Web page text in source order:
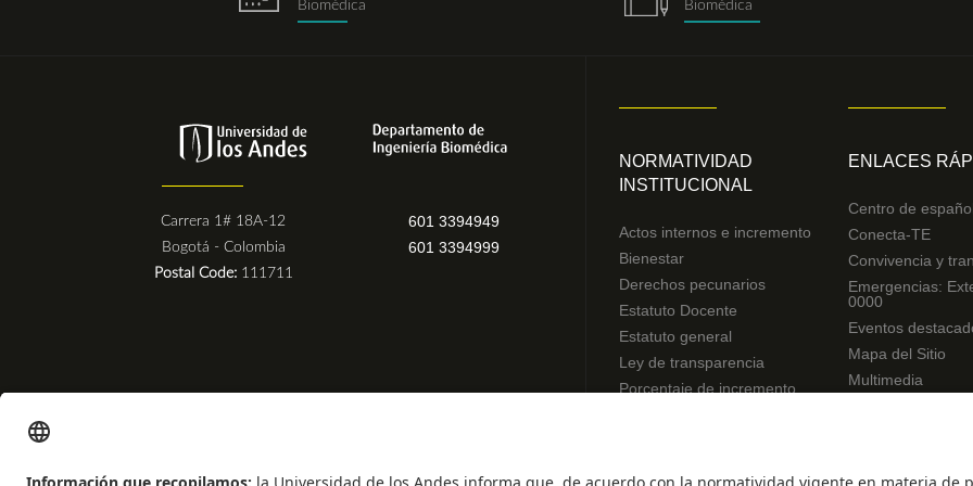
Biomédica Biomédica
Carrera 1# 18A-12
Bogotá - Colombia
Postal Code: 111711
601 3394949
601 3394999
NORMATIVIDAD
INSTITUCIONAL
Actos internos e incremento
Bienestar
Derechos pecunarios
Estatuto Docente
Estatuto general
Ley de transparencia
Porcentaje de incremento
ENLACES
Centro de
Conecta-TE
Convivencia y
Emergencias:
0000
Eventos
Mapa del Sitio
Multimedia